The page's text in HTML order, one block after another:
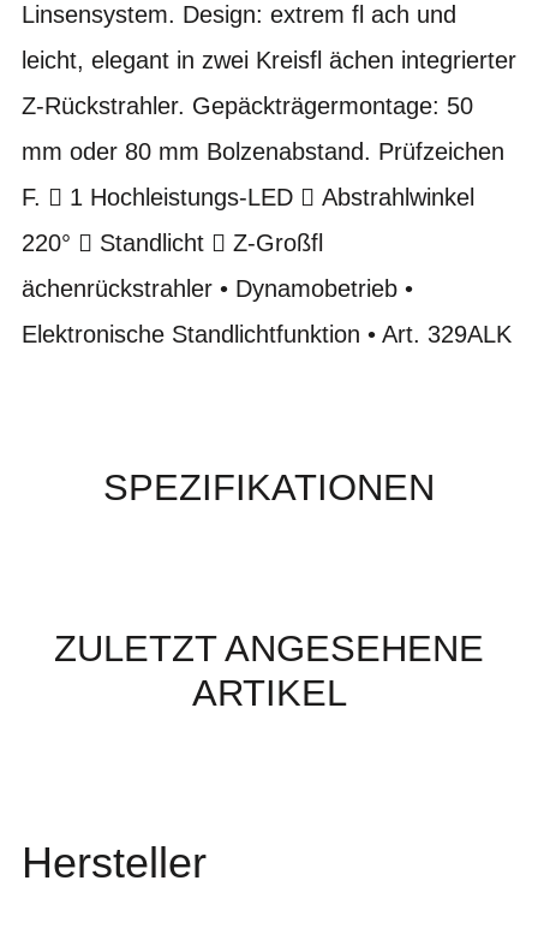
Linsensystem. Design: extrem fl ach und
leicht, elegant in zwei Kreisfl ächen integrierter
Z-Rückstrahler. Gepäckträgermontage: 50
mm oder 80 mm Bolzenabstand. Prüfzeichen
F.  1 Hochleistungs-LED  Abstrahlwinkel
220°  Standlicht  Z-Großfl
ächenrückstrahler • Dynamobetrieb •
Elektronische Standlichtfunktion • Art. 329ALK
SPEZIFIKATIONEN
ZULETZT ANGESEHENE
ARTIKEL
Hersteller